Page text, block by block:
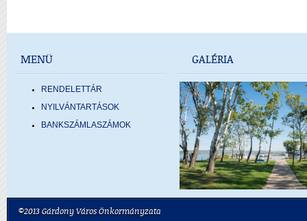
MENÜ
RENDELETTÁR
NYILVÁNTARTÁSOK
BANKSZÁMLASZÁMOK
GALÉRIA
©2013 Gárdony Város Önkormányzata